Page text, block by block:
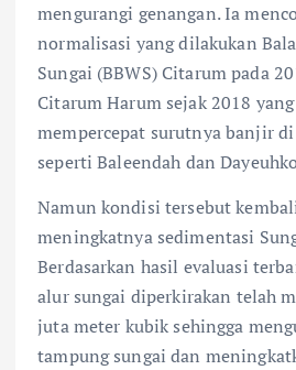
mengurangi genangan. Ia
normalisasi yang dilakukan
Sungai (BBWS) Citarum pada
Citarum Harum sejak 2018
mempercepat surutnya banjir
seperti Baleendah dan
Namun kondisi tersebut
meningkatnya sedimentasi
Berdasarkan hasil evaluasi
alur sungai diperkirakan telah
juta meter kubik sehingga
tampung sungai dan